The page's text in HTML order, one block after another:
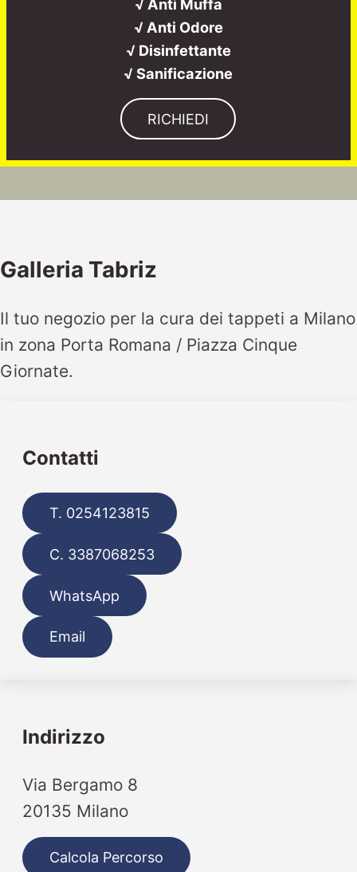
√ Anti Muffa
√ Anti Odore
√ Disinfettante
√ Sanificazione
RICHIEDI
Galleria Tabriz
Il tuo negozio per la cura dei tappeti a Milano
in zona Porta Romana / Piazza Cinque
Giornate.
Contatti
T. 0254123815
C. 3387068253
WhatsApp
Email
Indirizzo
Via Bergamo 8
20135 Milano
Calcola Percorso